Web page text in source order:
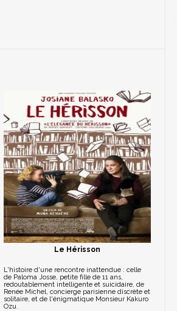
Le Hérisson
L'histoire d'une rencontre inattendue : celle
de Paloma Josse, petite fille de 11 ans,
redoutablement intelligente et suicidaire, de
Renée Michel, concierge parisienne discrète et
solitaire, et de l'énigmatique Monsieur Kakuro
Ozu.